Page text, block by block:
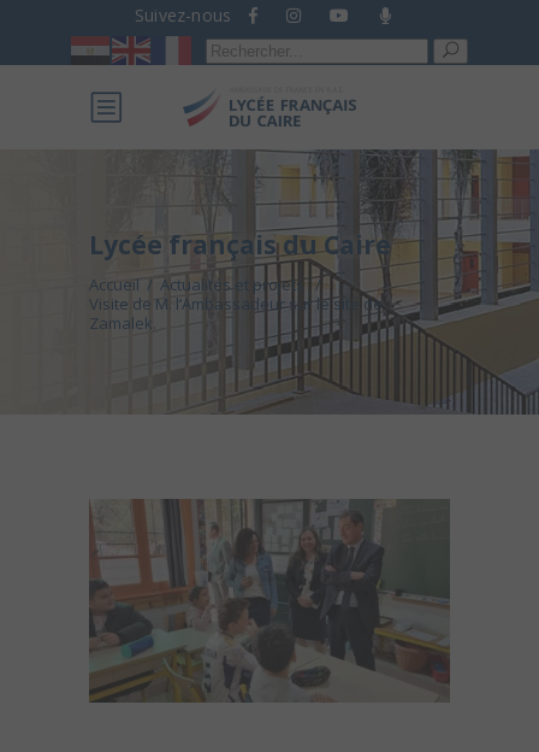
Suivez-nous
Recherche
pour :
Lycée français du Caire
Accueil / Actualités et projets
/
Visite de M. l’Ambassadeur sur le site de
Zamalek.